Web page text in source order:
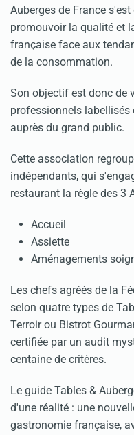
Auberges de France
promouvoir la qualité et
française face aux
de la consommation.
Son objectif est donc de
professionnels labellisés
auprès du grand public.
Cette association
indépendants, qui
restaurant la règle des 3
Accueil
Assiette
Aménagements
Les chefs agréés de la
selon quatre types de
Terroir ou Bistrot
certifiée par un audit
centaine de critères.
Le guide Tables &
d'une réalité : une
gastronomie française,